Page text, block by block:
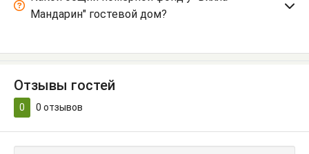
Мандарин" гостевой дом?
Отзывы гостей
0 0 отзывов